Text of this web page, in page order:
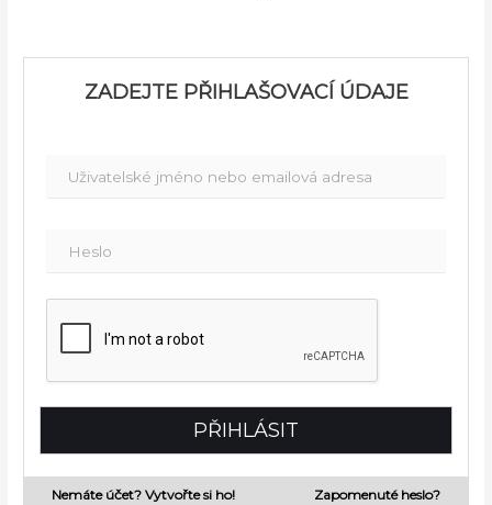
ZADEJTE PŘIHLAŠOVACÍ ÚDAJE
Nemáte účet? Vytvořte si ho! Zapomenuté heslo?